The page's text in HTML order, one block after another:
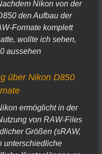
Nikon von der
den Aufbau der
Formate komplett
wollte ich sehen,
aussehen
über Nikon D850
ermöglicht in der
von RAW-Files
Größen (sRAW,
unterschiedliche